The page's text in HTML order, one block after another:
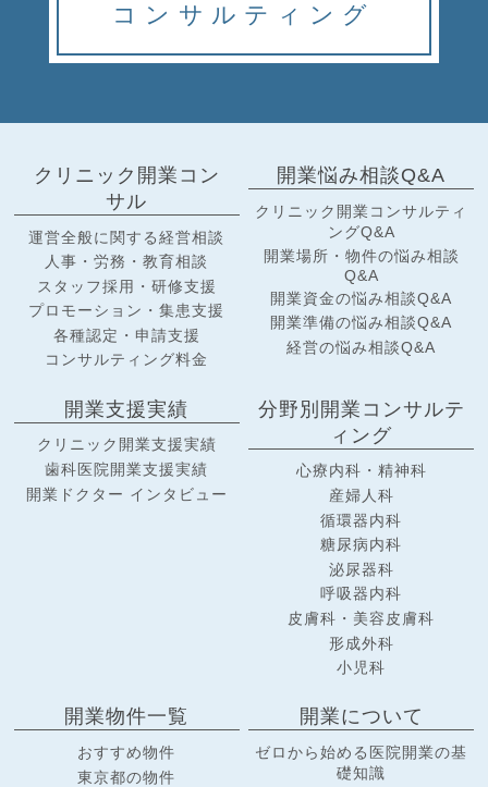
コンサルティング
クリニック開業コン
サル
運営全般に関する経営相談
人事・労務・教育相談
スタッフ採用・研修支援
プロモーション・集患支援
各種認定・申請支援
コンサルティング料金
開業悩み相談Q&A
クリニック開業コンサルティ
ングQ&A
開業場所・物件の悩み相談
Q&A
開業資金の悩み相談Q&A
開業準備の悩み相談Q&A
経営の悩み相談Q&A
開業支援実績
クリニック開業支援実績
歯科医院開業支援実績
開業ドクター インタビュー
分野別開業コンサルテ
ィング
心療内科・精神科
産婦人科
循環器内科
糖尿病内科
泌尿器科
呼吸器内科
皮膚科・美容皮膚科
形成外科
小児科
開業物件一覧
おすすめ物件
東京都の物件
開業について
ゼロから始める医院開業の基
礎知識